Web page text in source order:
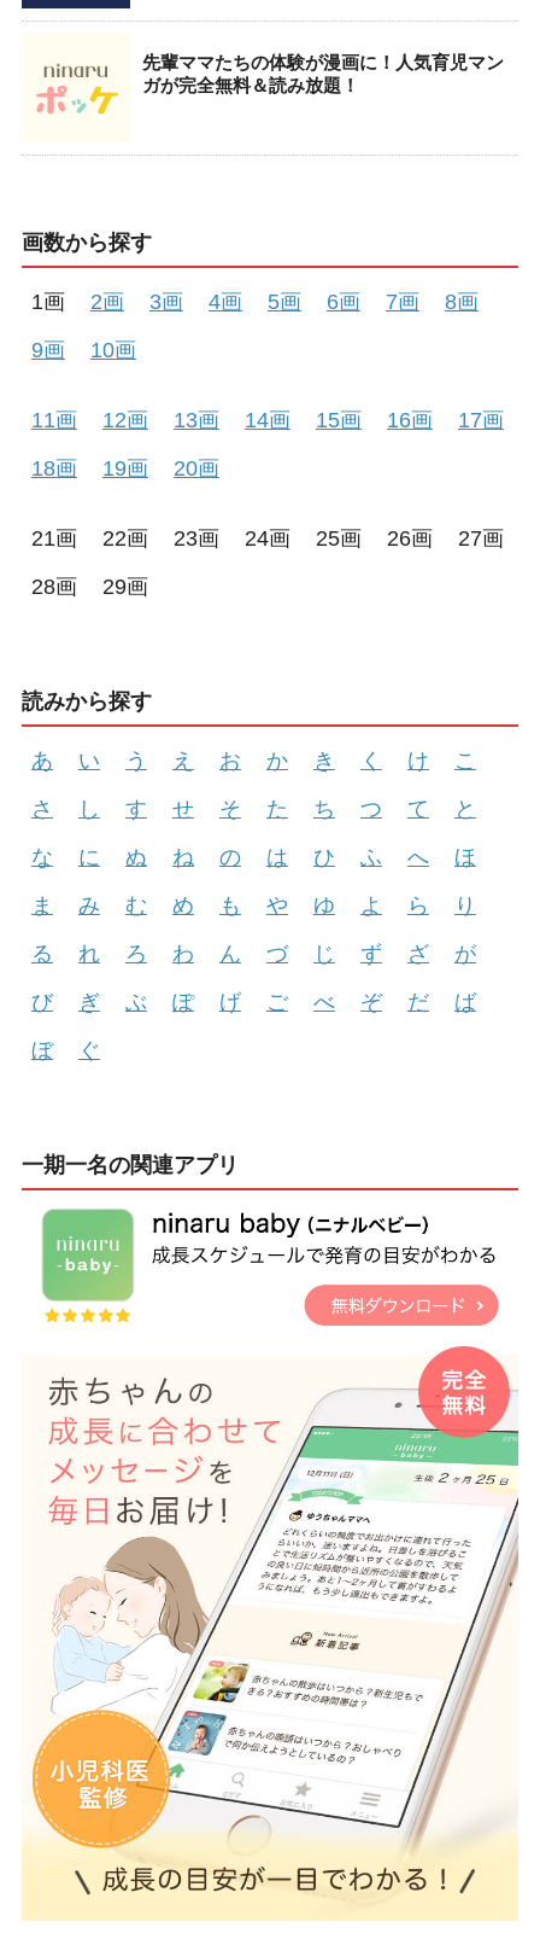
先輩ママたちの体験が漫画に！人気育児マン
ガが完全無料＆読み放題！
画数から探す
1画 2画 3画 4画 5画 6画 7画
8画
9画
10画
11画 12画 13画 14画 15画 16画
17画
18画
19画 20画
21画 22画 23画 24画 25画 26画
27画
28画
29画
読みから探す
あ い う え お か き く け
こ
さ
し す せ そ た ち つ て
と
な
に ぬ ね の は ひ ふ へ
ほ
ま
み む め も や ゆ よ ら
り
る
れ ろ わ ん づ じ ず ざ
が
び
ぎ ぶ ぽ げ ご べ ぞ だ
ば
ぼ
ぐ
一期一名の関連アプリ